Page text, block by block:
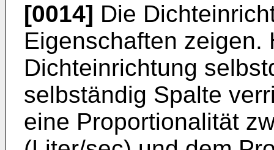
[0014] Die
Eigenschaften zeigen.
Dichteinrichtung
selbständig Spalte
eine Proportionalität